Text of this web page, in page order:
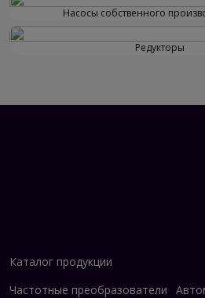
Насосы собственного
Редукторы
Каталог продукции
Частотные преобразователи